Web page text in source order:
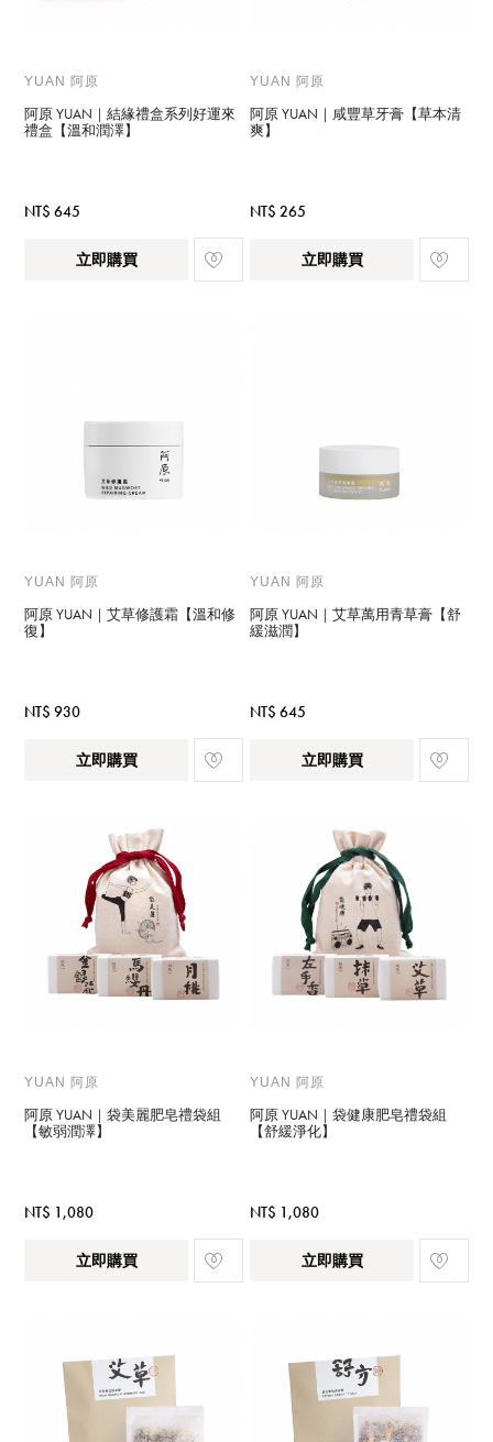
YUAN 阿原
阿原 YUAN｜結緣禮盒系列好運來
禮盒【溫和潤澤】
NT$ 645
立即購買
YUAN 阿原
阿原 YUAN｜咸豐草牙膏【草本清
爽】
NT$ 265
立即購買
YUAN 阿原
阿原 YUAN｜艾草修護霜【溫和修
復】
NT$ 930
立即購買
YUAN 阿原
阿原 YUAN｜艾草萬用青草膏【舒
緩滋潤】
NT$ 645
立即購買
YUAN 阿原
阿原 YUAN｜袋美麗肥皂禮袋組
【敏弱潤澤】
NT$ 1,080
立即購買
YUAN 阿原
阿原 YUAN｜袋健康肥皂禮袋組
【舒緩淨化】
NT$ 1,080
立即購買